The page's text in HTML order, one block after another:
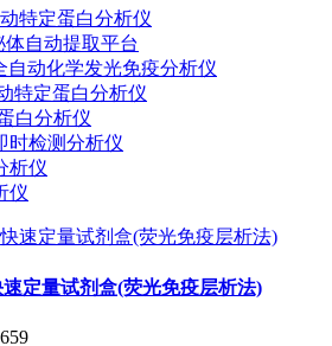
特定蛋白分析仪
体自动提取平台
自动化学发光免疫分析仪
特定蛋白分析仪
白分析仪
时检测分析仪
析仪
仪
定量试剂盒(荧光免疫层析法)